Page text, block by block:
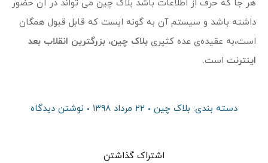
هر جا که حرف از اطلاعات باشد بلاک چین می تواند در آن حضور
داشته باشد و سیستم آن به گونه ایست که قابل قبول همگان
است،به عقیده‌ی عده کثیری بلاک چین، بزرگترین انقلاب بعد
اینترنت است.
دسته بندی: بلاک چین ۲۲ مرداد ۱۳۹۸ نوشتن دیدگاه
اشتراک گذاشتن